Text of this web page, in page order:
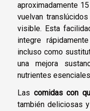
aproximadamente
vuelvan
visible. Esta
integre
incluso como
una mejora
nutrientes
Las comidas con
también deliciosas